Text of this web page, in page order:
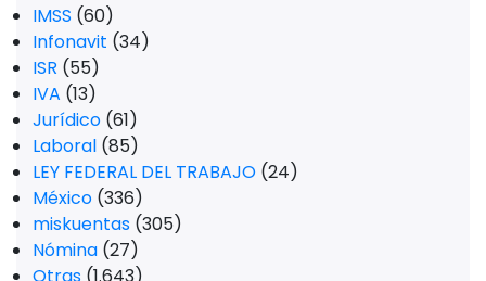
IMSS (60)
Infonavit (34)
ISR (55)
IVA (13)
Jurídico (61)
Laboral (85)
LEY FEDERAL DEL TRABAJO (24)
México (336)
miskuentas (305)
Nómina (27)
Otras (1.643)